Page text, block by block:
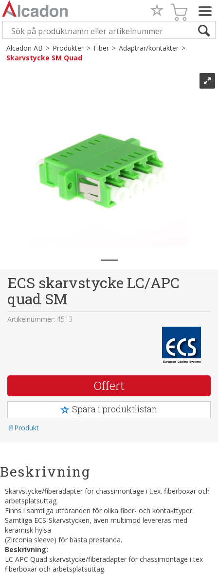
Alcadon AB>Produkter>Fiber>Adaptrar/kontakter>
Skarvstycke SM Quad
ECS skarvstycke LC/APC
quad SM
Artikelnummer: 4513
Offert
Spara i produktlistan
Produkt
Beskrivning
Skarvstycke/fiberadapter för chassimontage i t.ex. fiberboxar och
arbetsplatsuttag.
Finns i samtliga utföranden för olika fiber- och kontakttyper.
Samtliga ECS-Skarvstycken, även multimod levereras med
keramisk hylsa
(Zirconia sleeve) för bästa prestanda.
Beskrivning:
LC APC Quad skarvstycke/fiberadapter för chassimontage i tex
fiberboxar och arbetsplatsuttag.